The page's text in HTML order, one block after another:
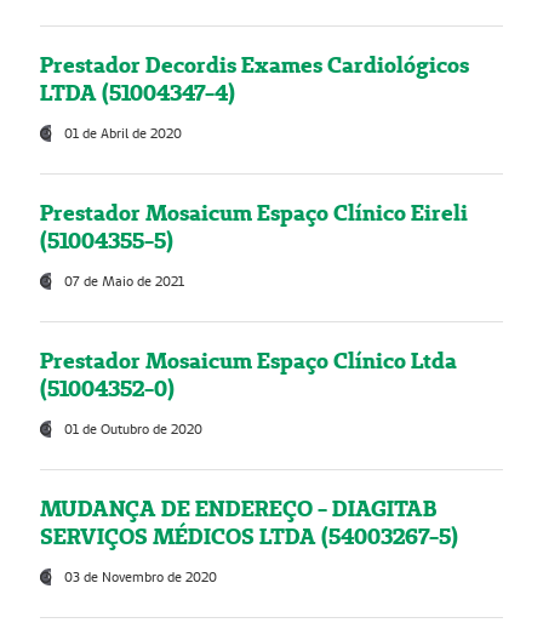
Prestador Decordis Exames Cardiológicos
LTDA (51004347-4)
01 de Abril de 2020
Prestador Mosaicum Espaço Clínico Eireli
(51004355-5)
07 de Maio de 2021
Prestador Mosaicum Espaço Clínico Ltda
(51004352-0)
01 de Outubro de 2020
MUDANÇA DE ENDEREÇO - DIAGITAB
SERVIÇOS MÉDICOS LTDA (54003267-5)
03 de Novembro de 2020